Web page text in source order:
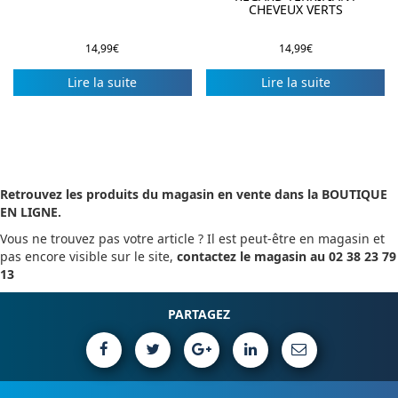
14,99€
Lire la suite
CHEVEUX VERTS
14,99€
Lire la suite
Retrouvez les produits du magasin en vente dans la BOUTIQUE
EN LIGNE.
Vous ne trouvez pas votre article ? Il est peut-être en magasin et
pas encore visible sur le site, contactez le magasin au 02 38 23 79
13
PARTAGEZ